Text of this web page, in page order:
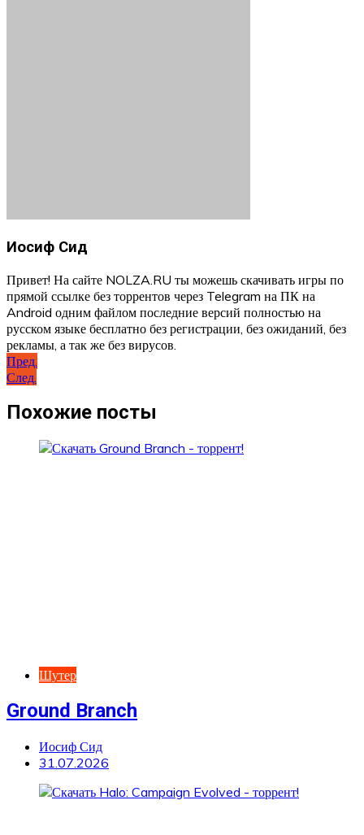
Иосиф Сид
Привет! На сайте NOLZA.RU ты можешь скачивать игры по
прямой ссылке без торрентов через Telegram на ПК на
Android одним файлом последние версий полностью на
русском языке бесплатно без регистрации, без ожиданий, без
рекламы, а так же без вирусов.
Навигация
по
записям
Пред.
След.
Похожие посты
Шутер
Ground Branch
Иосиф Сид
31.07.2026